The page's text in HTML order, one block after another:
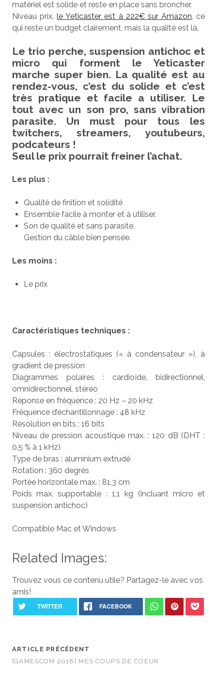
matériel est solide et reste en place sans broncher.
Niveau prix,le Yeticaster est à 222€ sur Amazon, ce
qui reste un budget clairement, mais la qualité est là.
Le trio perche, suspension antichoc et
micro qui forment le Yeticaster
marche super bien. La qualité est au
rendez-vous, c’est du solide et c’est
très pratique et facile a utiliser. Le
tout avec un son pro, sans vibration
parasite. Un must pour tous les
twitchers, streamers, youtubeurs,
podcateurs !
Seul le prix pourrait freiner l’achat.
Les plus :
Qualité de finition et solidité
Ensemble facile à monter et à utiliser.
Son de qualité et sans parasite.
Gestion du câble bien pensée.
Les moins :
Le prix
Caractéristiques techniques :
Capsules : électrostatiques (« à condensateur »), à
gradient de pression
Diagrammes polaires : cardioïde, bidirectionnel,
omnidirectionnel, stéréo
Réponse en fréquence : 20 Hz – 20 kHz
Fréquence d’échantillonnage : 48 kHz
Résolution en bits : 16 bits
Niveau de pression acoustique max. : 120 dB (DHT :
0,5 % à 1 kHz)
Type de bras : aluminium extrudé
Rotation : 360 degrés
Portée horizontale max. : 81,3 cm
Poids max. supportable : 1,1 kg (incluant micro et
suspension antichoc)
Compatible Mac et Windows
Related Images:
Trouvez vous ce contenu utile? Partagez-le avec vos
amis!
ARTICLE PRÉCÉDENT
[GAMESCOM 2018] MES COUPS DE COEUR